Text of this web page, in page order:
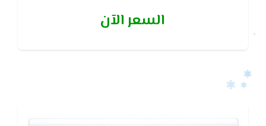
خاصية اكتشاف غاز الفريون لحماية المكيف من التلف
السعر الآن